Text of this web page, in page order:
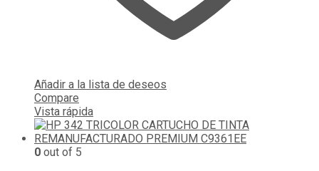
Añadir a la lista de deseos
Compare
Vista rápida
0 out of 5